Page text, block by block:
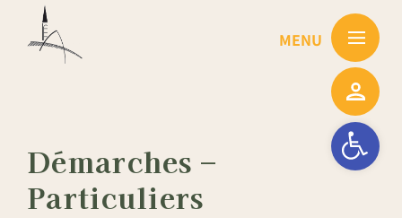
Ouvrir la
Démarches –
Particuliers